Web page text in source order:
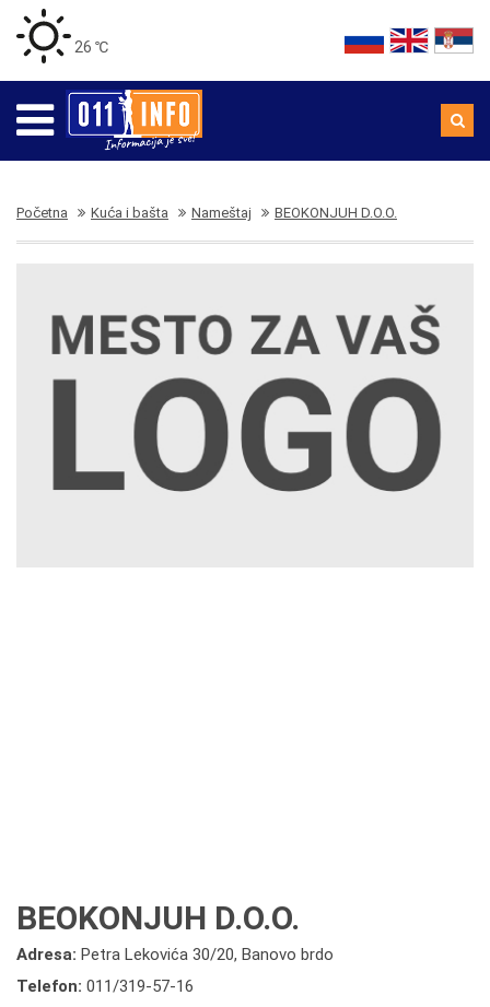
26 ℃
Početna Kuća i bašta Nameštaj BEOKONJUH D.O.O.
BEOKONJUH D.O.O.
Adresa: Petra Lekovića 30/20, Banovo brdo
Telefon: 011/319-57-16